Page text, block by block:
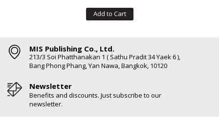
Add to Cart
MIS Publishing Co., Ltd.
213/3 Soi Phatthanakan 1 ( Sathu Pradit 34 Yaek 6 ),
Bang Phong Phang, Yan Nawa, Bangkok, 10120
Newsletter
Benefits and discounts. Just subscribe to our
newsletter.